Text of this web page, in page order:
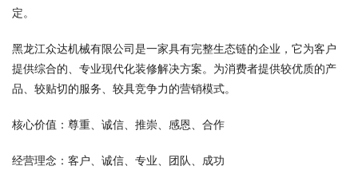
定。
黑龙江众达机械有限公司是一家具有完整生态链的企业，它为客户
提供综合的、专业现代化装修解决方案。为消费者提供较优质的产
品、较贴切的服务、较具竞争力的营销模式。
核心价值：尊重、诚信、推崇、感恩、合作
经营理念：客户、诚信、专业、团队、成功